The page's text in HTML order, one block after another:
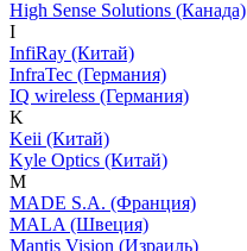
High Sense Solutions (Канада)
I
InfiRay (Китай)
InfraTec (Германия)
IQ wireless (Германия)
K
Keii (Китай)
Kyle Optics (Китай)
M
MADE S.A. (Франция)
MALA (Швеция)
Mantis Vision (Израиль)